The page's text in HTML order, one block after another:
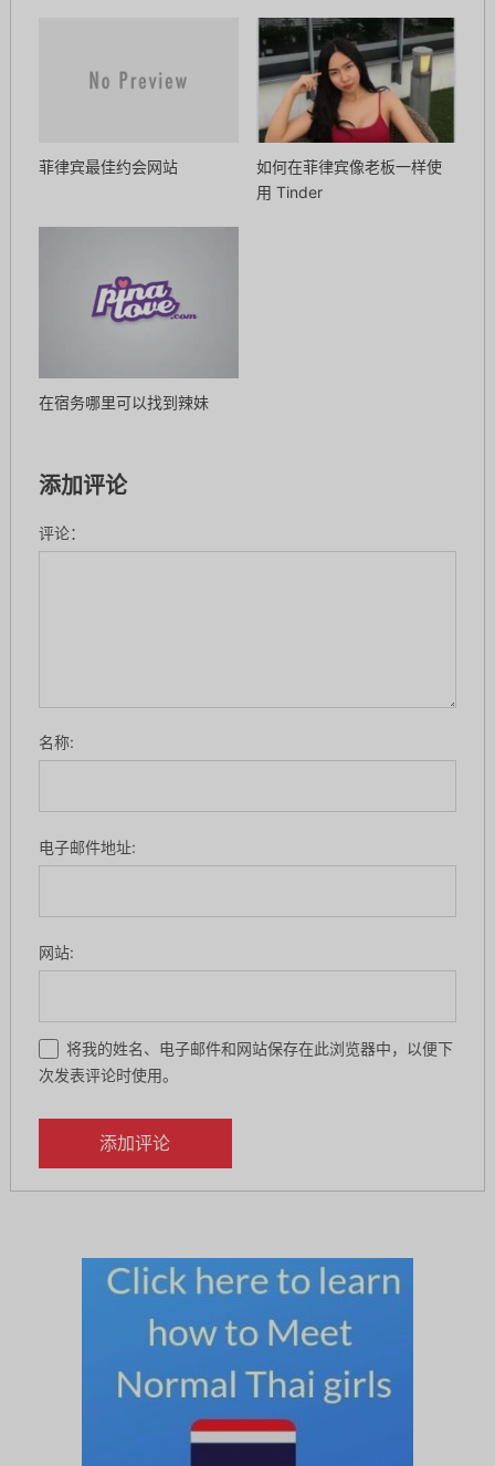
菲律宾最佳约会网站
如何在菲律宾像老板一样使
用 Tinder
在宿务哪里可以找到辣妹
添加评论
评论：
名称:
电子邮件地址:
网站:
将我的姓名、电子邮件和网站保存在此浏览器中，以便下
次发表评论时使用。